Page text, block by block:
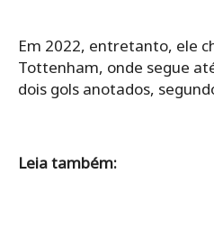
Em 2022, entretanto, ele
Tottenham, onde segue
dois gols anotados,
Leia também: